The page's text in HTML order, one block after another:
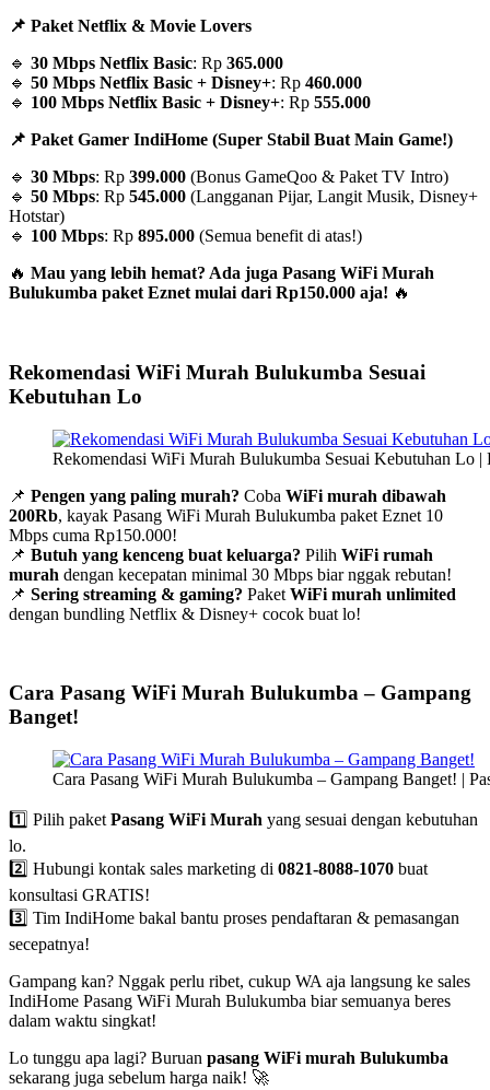
📌 Paket Netflix & Movie Lovers
🔹 30 Mbps Netflix Basic: Rp 365.000
🔹 50 Mbps Netflix Basic + Disney+: Rp 460.000
🔹 100 Mbps Netflix Basic + Disney+: Rp 555.000
📌 Paket Gamer IndiHome (Super Stabil Buat Main Game!)
🔹 30 Mbps: Rp 399.000 (Bonus GameQoo & Paket TV Intro)
🔹 50 Mbps: Rp 545.000 (Langganan Pijar, Langit Musik, Disney+
Hotstar)
🔹 100 Mbps: Rp 895.000 (Semua benefit di atas!)
🔥 Mau yang lebih hemat? Ada juga Pasang WiFi Murah
Bulukumba paket Eznet mulai dari Rp150.000 aja! 🔥
Rekomendasi WiFi Murah Bulukumba Sesuai
Kebutuhan Lo
Rekomendasi WiFi Murah Bulukumba Sesuai Kebutuhan Lo
📌 Pengen yang paling murah? Coba WiFi murah dibawah
200Rb, kayak Pasang WiFi Murah Bulukumba paket Eznet 10
Mbps cuma Rp150.000!
📌 Butuh yang kenceng buat keluarga? Pilih WiFi rumah
murah dengan kecepatan minimal 30 Mbps biar nggak rebutan!
📌 Sering streaming & gaming? Paket WiFi murah unlimited
dengan bundling Netflix & Disney+ cocok buat lo!
Cara Pasang WiFi Murah Bulukumba – Gampang
Banget!
Cara Pasang WiFi Murah Bulukumba – Gampang Banget! |
1️⃣ Pilih paket Pasang WiFi Murah yang sesuai dengan kebutuhan
lo.
2️⃣ Hubungi kontak sales marketing di 0821-8088-1070 buat
konsultasi GRATIS!
3️⃣ Tim IndiHome bakal bantu proses pendaftaran & pemasangan
secepatnya!
Gampang kan? Nggak perlu ribet, cukup WA aja langsung ke sales
IndiHome Pasang WiFi Murah Bulukumba biar semuanya beres
dalam waktu singkat!
Lo tunggu apa lagi? Buruan pasang WiFi murah Bulukumba
sekarang juga sebelum harga naik! 🚀